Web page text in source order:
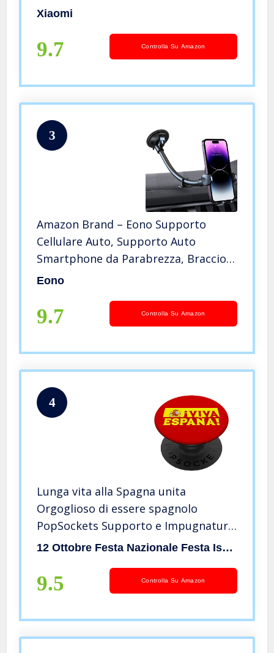
fotocamera 50MP, 5000mAh,
Alexa mani libere
Xiaomi
9.7 Controlla Su Amazon
3
Amazon Brand – Eono Supporto
Cellulare Auto, Supporto Auto
Smartphone da Parabrezza, Braccio
Lungo e Ventosa Lavabile,
Plus Pro Pro Max, Samsung, Android
Eono
9.7 Controlla Su Amazon
4
Lunga vita alla Spagna unita
Orgoglioso di essere spagnolo
PopSockets Supporto e Impugnatura
per Smartphone e Tablet
12 Ottobre Festa Nazionale Festa Ispanica
9.5 Controlla Su Amazon